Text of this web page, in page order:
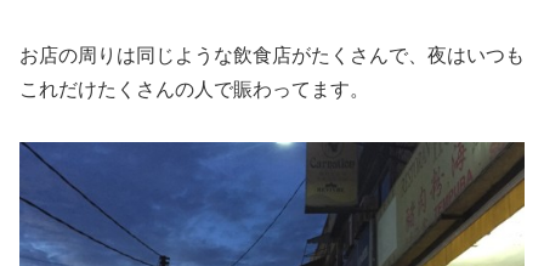
お店の周りは同じような飲食店がたくさんで、夜はいつも
これだけたくさんの人で賑わってます。